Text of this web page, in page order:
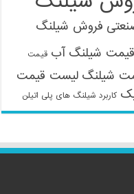
فروش شیلنگ
قیمت شیلنگ آب قیمت
شیلنگ لیست قیمت
کاربرد شیلنگ های پلی اتیلن
09121161360